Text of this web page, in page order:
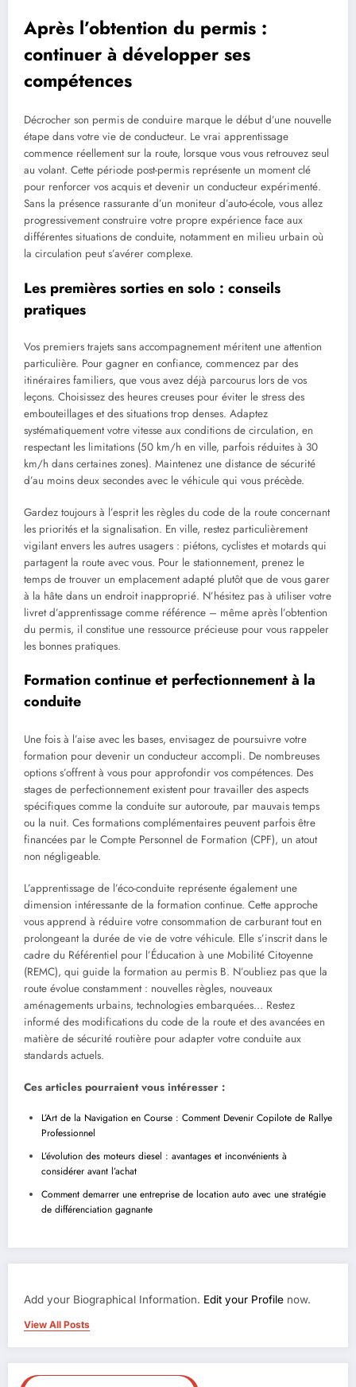
Après l’obtention du permis :
continuer à développer ses
compétences
Décrocher son permis de conduire marque le début d’une nouvelle
étape dans votre vie de conducteur. Le vrai apprentissage
commence réellement sur la route, lorsque vous vous retrouvez seul
au volant. Cette période post-permis représente un moment clé
pour renforcer vos acquis et devenir un conducteur expérimenté.
Sans la présence rassurante d’un moniteur d’auto-école, vous allez
progressivement construire votre propre expérience face aux
différentes situations de conduite, notamment en milieu urbain où
la circulation peut s’avérer complexe.
Les premières sorties en solo : conseils
pratiques
Vos premiers trajets sans accompagnement méritent une attention
particulière. Pour gagner en confiance, commencez par des
itinéraires familiers, que vous avez déjà parcourus lors de vos
leçons. Choisissez des heures creuses pour éviter le stress des
embouteillages et des situations trop denses. Adaptez
systématiquement votre vitesse aux conditions de circulation, en
respectant les limitations (50 km/h en ville, parfois réduites à 30
km/h dans certaines zones). Maintenez une distance de sécurité
d’au moins deux secondes avec le véhicule qui vous précède.
Gardez toujours à l’esprit les règles du code de la route concernant
les priorités et la signalisation. En ville, restez particulièrement
vigilant envers les autres usagers : piétons, cyclistes et motards qui
partagent la route avec vous. Pour le stationnement, prenez le
temps de trouver un emplacement adapté plutôt que de vous garer
à la hâte dans un endroit inapproprié. N’hésitez pas à utiliser votre
livret d’apprentissage comme référence – même après l’obtention
du permis, il constitue une ressource précieuse pour vous rappeler
les bonnes pratiques.
Formation continue et perfectionnement à la
conduite
Une fois à l’aise avec les bases, envisagez de poursuivre votre
formation pour devenir un conducteur accompli. De nombreuses
options s’offrent à vous pour approfondir vos compétences. Des
stages de perfectionnement existent pour travailler des aspects
spécifiques comme la conduite sur autoroute, par mauvais temps
ou la nuit. Ces formations complémentaires peuvent parfois être
financées par le Compte Personnel de Formation (CPF), un atout
non négligeable.
L’apprentissage de l’éco-conduite représente également une
dimension intéressante de la formation continue. Cette approche
vous apprend à réduire votre consommation de carburant tout en
prolongeant la durée de vie de votre véhicule. Elle s’inscrit dans le
cadre du Référentiel pour l’Éducation à une Mobilité Citoyenne
(REMC), qui guide la formation au permis B. N’oubliez pas que la
route évolue constamment : nouvelles règles, nouveaux
aménagements urbains, technologies embarquées… Restez
informé des modifications du code de la route et des avancées en
matière de sécurité routière pour adapter votre conduite aux
standards actuels.
Ces articles pourraient vous intéresser :
L’Art de la Navigation en Course : Comment Devenir Copilote de Rallye
Professionnel
L’évolution des moteurs diesel : avantages et inconvénients à
considérer avant l’achat
Comment demarrer une entreprise de location auto avec une stratégie
de différenciation gagnante
Add your Biographical Information. Edit your Profile now.
View All Posts